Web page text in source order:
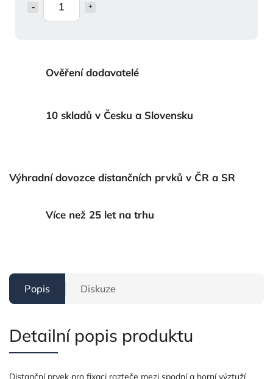
Ověření dodavatelé
10 skladů v Česku a Slovensku
Výhradní dovozce distančních prvků v ČR a SR
Více než 25 let na trhu
Popis Diskuze
Detailní popis produktu
Distanční prvek pro fixaci rozteče mezi spodní a horní výztuží